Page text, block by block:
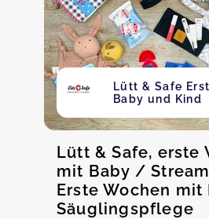
Lütt & Safe
Baby und Kind
Lütt & Safe, erste
mit Baby /
Erste Wochen
Säuglingspflege